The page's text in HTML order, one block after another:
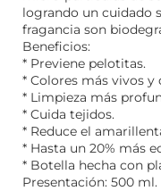
logrando un cuidado
fragancia son
Beneficios:
* Previene pelotitas.
* Colores más vivos y
* Limpieza más
* Cuida tejidos.
* Reduce el
* Hasta un 20% más
* Botella hecha con
Presentación: 500 ml.